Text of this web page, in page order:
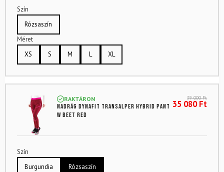
Szín
Rózsaszín
Méret
XS
S M L XL
RAKTÁRON
Nadrág DYNAFIT Transalper Hybrid Pant
W Beet Red
39 000Ft
35 080Ft
Szín
Burgundia
Rózsaszín